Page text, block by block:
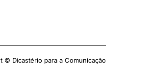
© Dicastério para a Comunicação